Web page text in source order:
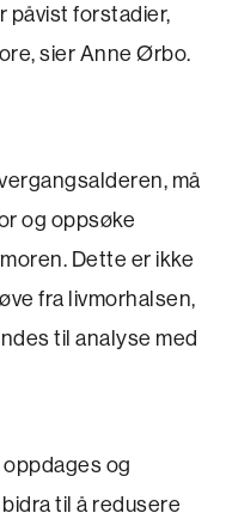
påvist forstadier,
sier Anne Ørbo.
må
og oppsøke
Dette er ikke
fra livmorhalsen,
til analyse med
og
til å redusere